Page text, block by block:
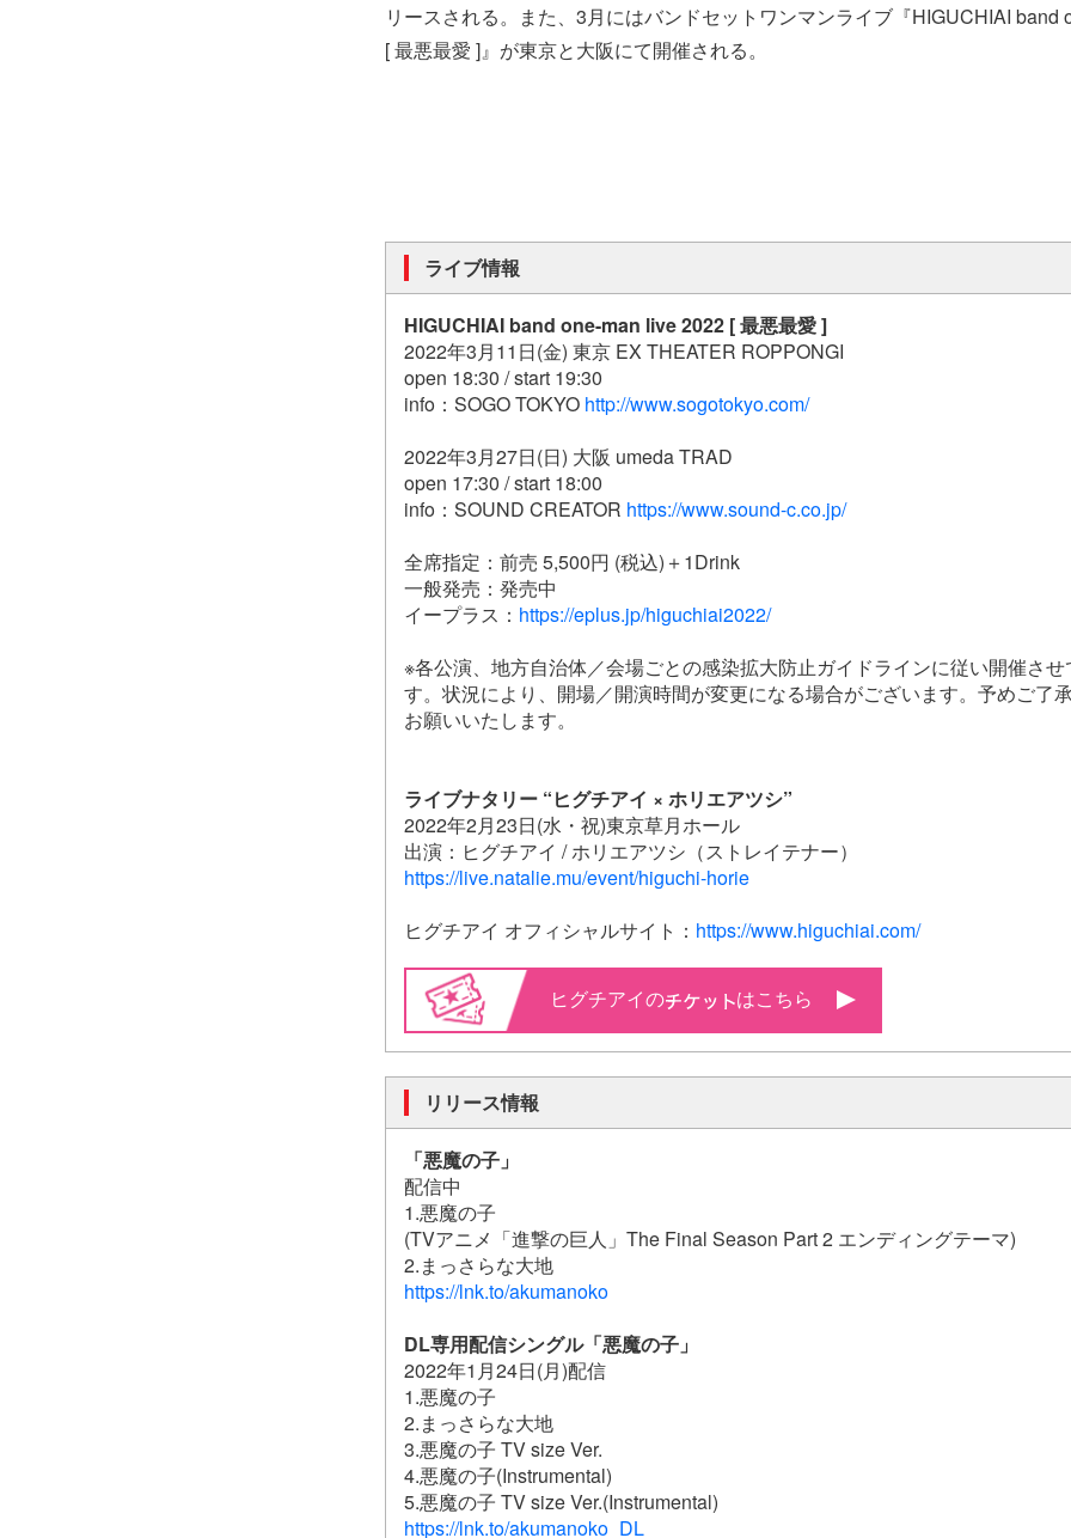
リースされる。また、3月にはバンドセットワンマンライブ『HIGUCHIAI band
[ 最悪最愛 ]』が東京と大阪にて開催される。
ライブ情報
HIGUCHIAI band one-man live 2022 [ 最悪最愛 ]
2022年3月11日(金) 東京 EX THEATER ROPPONGI
open 18:30 / start 19:30
info：SOGO TOKYO http://www.sogotokyo.com/
2022年3月27日(日) 大阪 umeda TRAD
open 17:30 / start 18:00
info：SOUND CREATOR https://www.sound-c.co.jp/
全席指定：前売 5,500円 (税込)＋1Drink
一般発売：発売中
イープラス： https://eplus.jp/higuchiai2022/
※各公演、地方自治体／会場ごとの感染拡大防止ガイドラインに従い開催させ
す。状況により、開場／開演時間が変更になる場合がございます。予めご了
お願いいたします。
ライブナタリー “ヒグチアイ × ホリエアツシ”
2022年2月23日(水・祝)東京草月ホール
出演：ヒグチアイ / ホリエアツシ（ストレイテナー）
https://live.natalie.mu/event/higuchi-horie
ヒグチアイ オフィシャルサイト： https://www.higuchiai.com/
ヒグチアイの はこちら
リリース情報
「悪魔の子」
配信中
1.悪魔の子
(TVアニメ「進撃の巨人」The Final Season Part 2 エンディングテーマ)
2.まっさらな大地
https://lnk.to/akumanoko
DL専用配信シングル「悪魔の子」
2022年1月24日(月)配信
1.悪魔の子
2.まっさらな大地
3.悪魔の子 TV size Ver.
4.悪魔の子(Instrumental)
5.悪魔の子 TV size Ver.(Instrumental)
https://lnk.to/akumanoko_DL